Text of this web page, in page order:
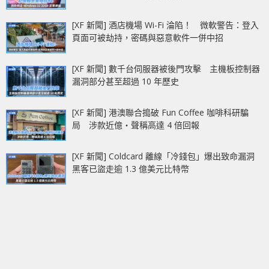
[XF 新聞] 酒店機場 Wi-Fi 淪陷！ 微軟警告：登入
頁面可被劫持，密碼與惡意軟件一併中招
[XF 新聞] 數千台伺服器被後門攻擊 主機板控制器
漏洞部分甚至超過 10 年歷史
[XF 新聞] 港澳聯合搗破 Fun Coffee 咖啡科研騙
局 涉款近億‧聲稱高達 4 倍回報
[XF 新聞] Coldcard 離線「冷錢包」爆出致命漏洞
黑客已盜走逾 1.3 億美元比特幣